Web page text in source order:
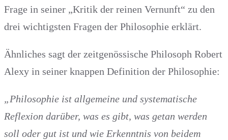
Frage in seiner „Kritik der reinen Vernunft“ zu den
drei wichtigsten Fragen der Philosophie erklärt.
Ähnliches sagt der zeitgenössische Philosoph Robert
Alexy in seiner knappen Definition der Philosophie:
„Philosophie ist allgemeine und systematische
Reflexion darüber, was es gibt, was getan werden
soll oder gut ist und wie Erkenntnis von beidem